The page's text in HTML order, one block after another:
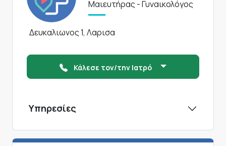
Μαιευτήρας - Γυναικολόγος
Δευκαλιωνος 1, Λαρισα
Κάλεσε τον/την Ιατρό
Υπηρεσίες